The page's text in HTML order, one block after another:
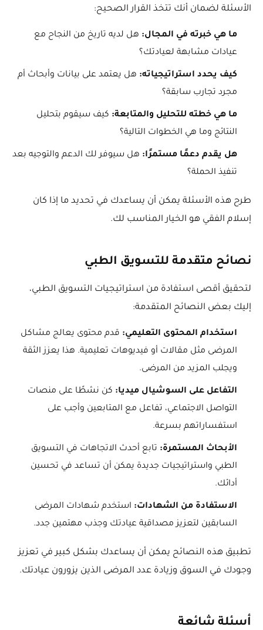
الأسئلة لضمان أنك تتخذ القرار الصحيح:
ما هي خبرته في المجال: هل لديه تاريخ من النجاح مع
عيادات مشابهة لعيادتك؟
كيف يحدد استراتيجياته: هل يعتمد على بيانات وأبحاث أم
مجرد تجارب سابقة؟
ما هي خطته للتحليل والمتابعة: كيف سيقوم بتحليل
النتائج وما هي الخطوات التالية؟
هل يقدم دعمًا مستمرًا: هل سيوفر لك الدعم والتوجيه بعد
تنفيذ الحملة؟
طرح هذه الأسئلة يمكن أن يساعدك في تحديد ما إذا كان
إسلام الفقي هو الخيار المناسب لك.
نصائح متقدمة للتسويق الطبي
لتحقيق أقصى استفادة من استراتيجيات التسويق الطبي،
إليك بعض النصائح المتقدمة:
استخدام المحتوى التعليمي: قدم محتوى يعالج مشاكل
المرضى مثل مقالات أو فيديوهات تعليمية. هذا يعزز الثقة
ويجلب المزيد من المرضى.
التفاعل على السوشيال ميديا: كن نشطًا على منصات
التواصل الاجتماعي، تفاعل مع المتابعين وأجب على
استفساراتهم بسرعة.
الأبحاث المستمرة: تابع أحدث الاتجاهات في التسويق
الطبي واستراتيجيات جديدة يمكن أن تساعد في تحسين
أدائك.
الاستفادة من الشهادات: استخدم شهادات المرضى
السابقين لتعزيز مصداقية عيادتك وجذب مهتمين جدد.
تطبيق هذه النصائح يمكن أن يساعدك بشكل كبير في تعزيز
وجودك في السوق وزيادة عدد المرضى الذين يزورون عيادتك.
أسئلة شائعة